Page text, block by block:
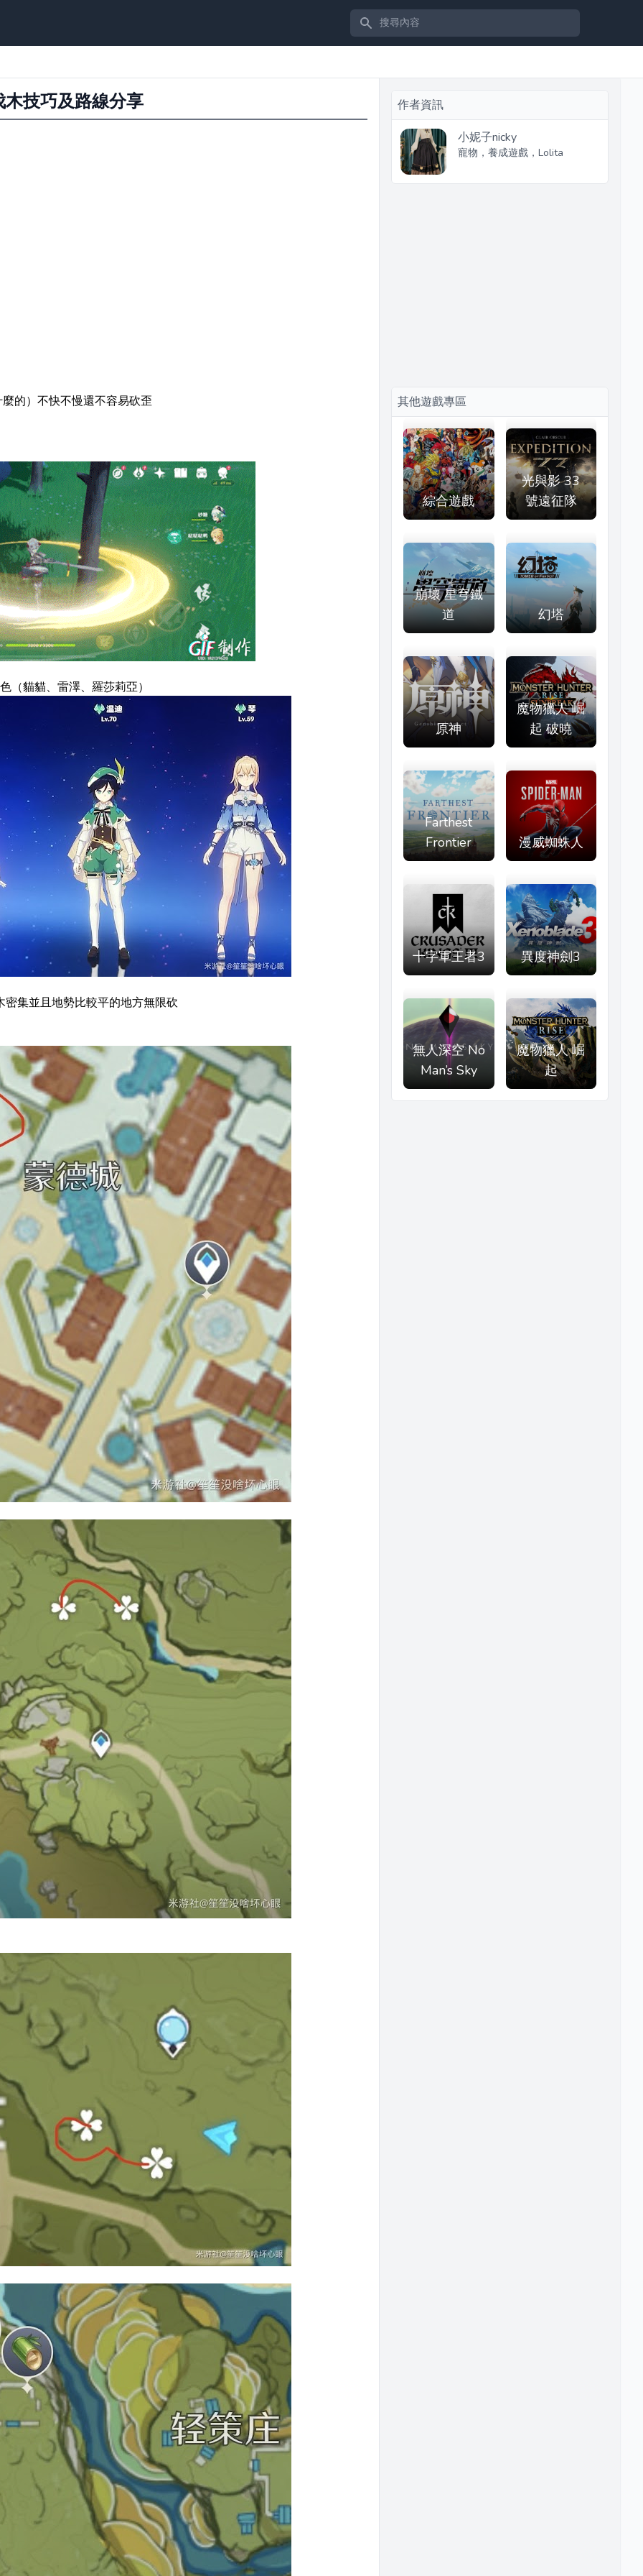
搜尋內容
技巧及路線分享
的）不快不慢還不容易砍歪
（貓貓、雷澤、羅莎莉亞）
集並且地勢比較平的地方無限砍
作者資訊
小妮子nicky
寵物，養成遊戲，Lolita
其他遊戲專區
綜合遊戲
光與影 33
號遠征隊
崩壞 星穹鐵
道
幻塔
原神
魔物獵人 崛
起 破曉
Farthest
Frontier
漫威蜘蛛人
十字軍王者3 異度神劍3
無人深空 No
Man’s Sky
魔物獵人 崛
起